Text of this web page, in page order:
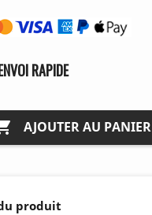
RAPIDE
AJOUTER AU PANIER
produit